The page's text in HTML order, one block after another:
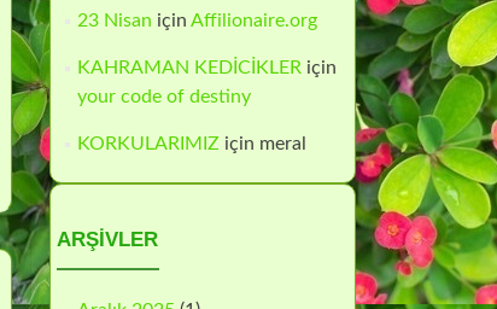
23 Nisan içinAffilionaire.org
KAHRAMAN KEDİCİKLER için
your code of destiny
KORKULARIMIZ için meral
ARŞIVLER